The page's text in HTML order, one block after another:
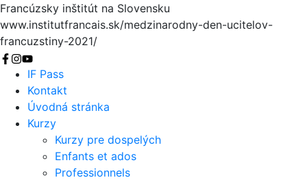
Francúzsky inštitút na Slovensku
www.institutfrancais.sk/medzinarodny-den-ucitelov-
francuzstiny-2021/
Vyhľadať
IF Pass
Kontakt
Úvodná stránka
Kurzy
Kurzy pre dospelých
Enfants et ados
Professionnels